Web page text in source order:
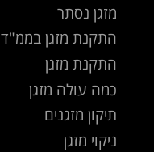
מזגן נסתר
התקנת מזגן בממ"ד
התקנת מזגן
כמה עולה מזגן
תיקון מזגנים
ניקוי מזגן